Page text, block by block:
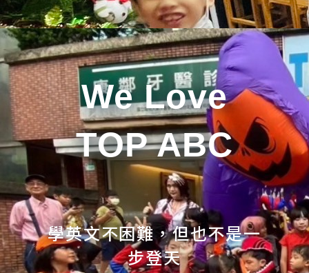
We Love
TOP ABC
學英文不困難，但也不是一
步登天